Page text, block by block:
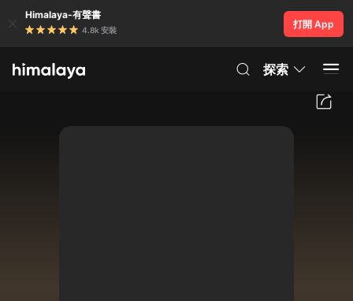
Himalaya-有聲書
4.8k 安裝
打開 App
探索